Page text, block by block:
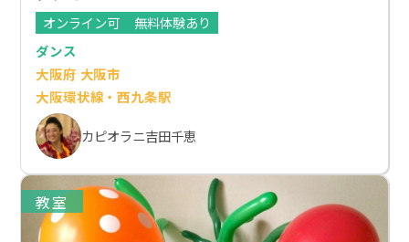
オンライン可
無料体験あり
ダンス
大阪府 大阪市
大阪環状線・西九条駅
カピオラニ吉田千恵
教室